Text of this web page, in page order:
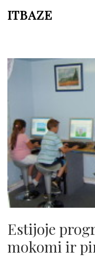
ITBAZE
Estijoje
mokomi ir